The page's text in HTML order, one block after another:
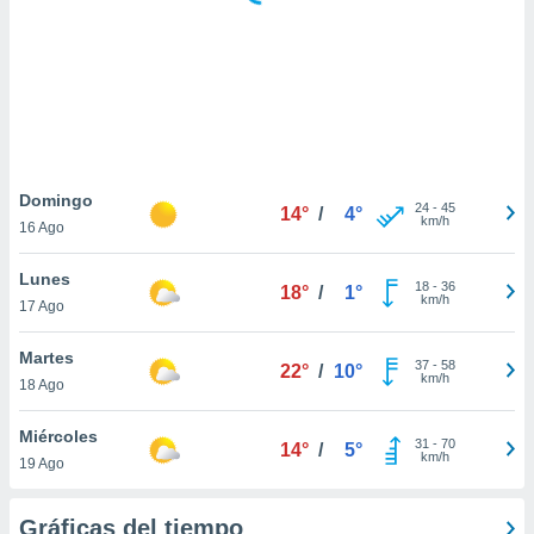
similares
como
sitio
de
traten tus
en
interés
su
Domingo
16 Ago
14° / 4° 24- 45
km/h
Lunes
17 Ago
18° / 1° 18- 36
km/h
Martes
18 Ago
22° / 10° 37- 58
km/h
Miércoles
19 Ago
14° / 5° 31 - 70
km/h
Gráficas del tiempo